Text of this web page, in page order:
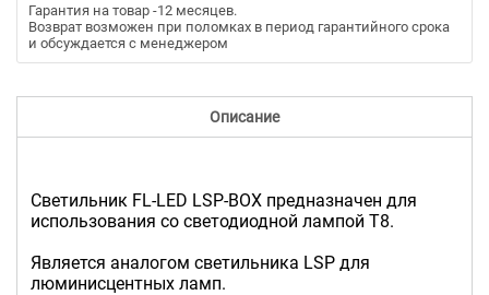
Гарантия на товар -12 месяцев.
Возврат возможен при поломках в период гарантийного срока
и обсуждается с менеджером
Описание
Светильник FL-LED LSP-BOX предназначен для
использования со светодиодной лампой T8.
Является аналогом светильника LSP для
люминисцентных ламп.